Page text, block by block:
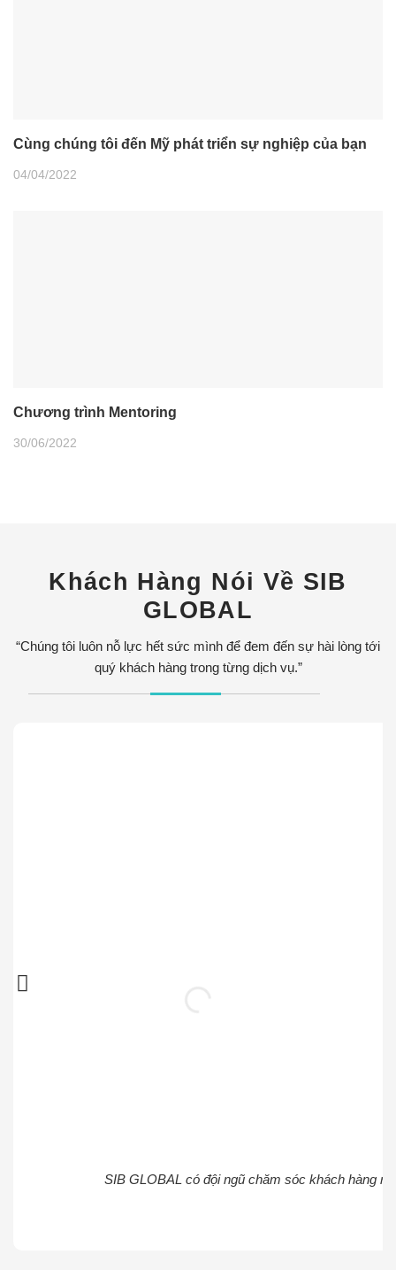
Cùng chúng tôi đến Mỹ phát triển sự nghiệp của bạn
04/04/2022
Chương trình Mentoring
30/06/2022
Khách Hàng Nói Về SIB
GLOBAL
“Chúng tôi luôn nỗ lực hết sức mình để đem đến sự hài lòng tới
quý khách hàng trong từng dịch vụ.”
SIB GLOBAL có đội ngũ chăm sóc khách hàng
SIB GLOBAL có đội ngũ chăm sóc khách hàng rất
SIB GLOBAL có đội ngũ chăm sóc khách hàng rất nhiệt